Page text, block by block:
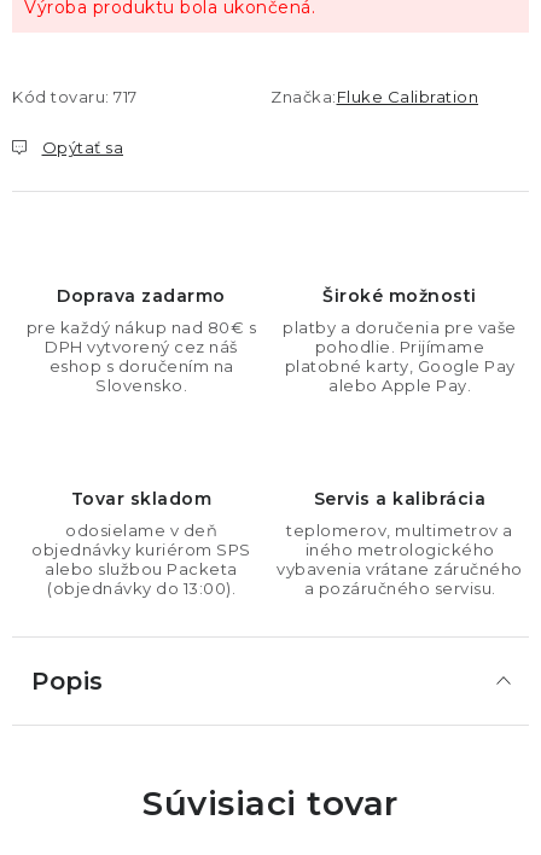
Výroba produktu bola ukončená.
Kód tovaru: 717 Značka:Fluke Calibration
Opýtať sa
Doprava zadarmo
pre každý nákup nad 80€ s
DPH vytvorený cez náš
eshop s doručením na
Slovensko.
Široké možnosti
platby a doručenia pre vaše
pohodlie. Prijímame
platobné karty, Google Pay
alebo Apple Pay.
Tovar skladom
odosielame v deň
objednávky kuriérom SPS
alebo službou Packeta
(objednávky do 13:00).
Servis a kalibrácia
teplomerov, multimetrov a
iného metrologického
vybavenia vrátane záručného
a pozáručného servisu.
Popis
Súvisiaci tovar